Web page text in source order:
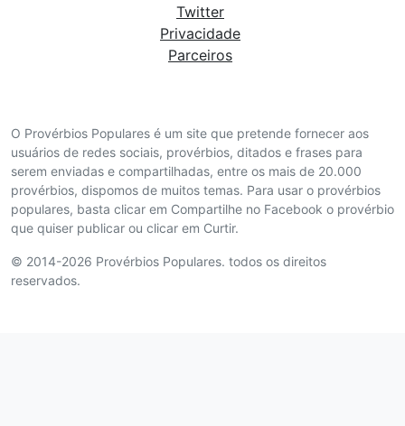
O Provérbios Populares é um site que pretende fornecer aos
usuários de redes sociais, provérbios, ditados e frases para
serem enviadas e compartilhadas, entre os mais de 20.000
provérbios, dispomos de muitos temas. Para usar o provérbios
populares, basta clicar em Compartilhe no Facebook o provérbio
que quiser publicar ou clicar em Curtir.
© 2014-2026 Provérbios Populares. todos os direitos
reservados.
Twitter
Privacidade
Parceiros